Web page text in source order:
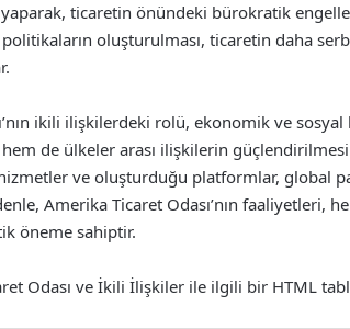
ticaretin önündeki bürokratik
oluşturulması, ticaretin daha
ikili ilişkilerdeki rolü, ekonomik ve
de ülkeler arası ilişkilerin
ve oluşturduğu platformlar, global
Amerika Ticaret Odası’nın faaliyetleri,
öneme sahiptir.
Odası ve İkili İlişkiler ile ilgili bir HTML